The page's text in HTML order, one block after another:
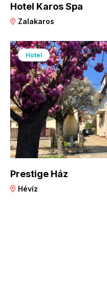
Hotel Karos Spa
Zalakaros
Hotel
Prestige Ház
Hévíz